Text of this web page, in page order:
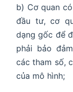
b) Cơ quan
đầu tư, cơ
dạng gốc để
phải bảo
các tham số,
của mô hình;